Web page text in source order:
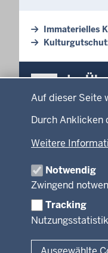
Auf dieser Seite
Durch Anklicken
Weitere
Notwendig
Zwingend
Tracking
Immaterielles
Im
Inhalt
Menü
der
Fußzeile